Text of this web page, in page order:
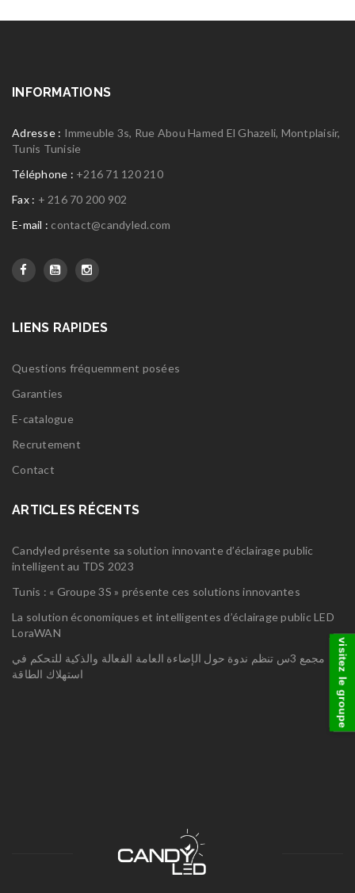
INFORMATIONS
Adresse : Immeuble 3s, Rue Abou Hamed El Ghazeli, Montplaisir,
Tunis Tunisie
Téléphone : +216 71 120 210
Fax : + 216 70 200 902
E-mail : contact@candyled.com
LIENS RAPIDES
Questions fréquemment posées
Garanties
E-catalogue
Recrutement
Contact
ARTICLES RÉCENTS
Candyled présente sa solution innovante d’éclairage public
intelligent au TDS 2023
Tunis : « Groupe 3S » présente ces solutions innovantes
La solution économiques et intelligentes d’éclairage public LED
LoraWAN
مجمع 3س تنظم ندوة حول الإضاءة العامة الفعالة والذكية للتحكم في
استهلاك الطاقة
visitez le groupe